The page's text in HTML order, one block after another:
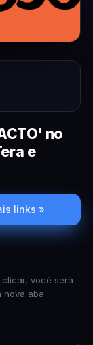
no
e
links »
você será
nova aba.